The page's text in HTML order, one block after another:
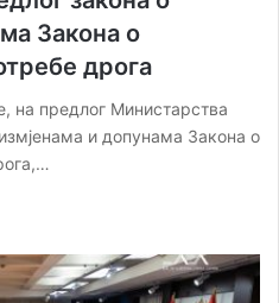
Закона о
дрога
на предлог Министарства
и допунама Закона о